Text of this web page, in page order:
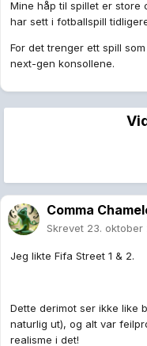
Mine håp til spillet er store
har sett i fotballspill
For det trenger ett spill
next-gen konsollene.
Comma
Skrevet 23. oktober
Jeg likte Fifa Street 1 & 2.
Dette derimot ser ikke like
naturlig ut), og alt var
realisme i det!